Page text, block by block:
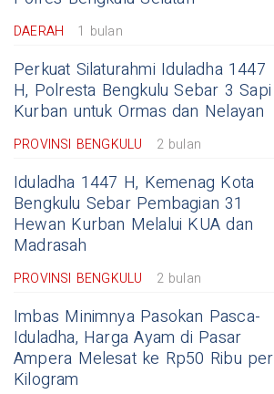
DAERAH 1 bulan
Perkuat Silaturahmi Iduladha 1447
H, Polresta Bengkulu Sebar 3 Sapi
Kurban untuk Ormas dan Nelayan
PROVINSI BENGKULU 2 bulan
Iduladha 1447 H, Kemenag Kota
Bengkulu Sebar Pembagian 31
Hewan Kurban Melalui KUA dan
Madrasah
PROVINSI BENGKULU 2 bulan
Imbas Minimnya Pasokan Pasca-
Iduladha, Harga Ayam di Pasar
Ampera Melesat ke Rp50 Ribu per
Kilogram